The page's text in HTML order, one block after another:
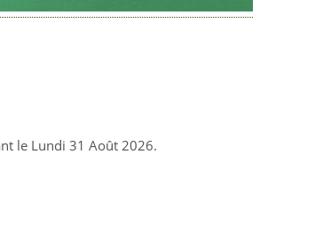
le Lundi 31 Août 2026.